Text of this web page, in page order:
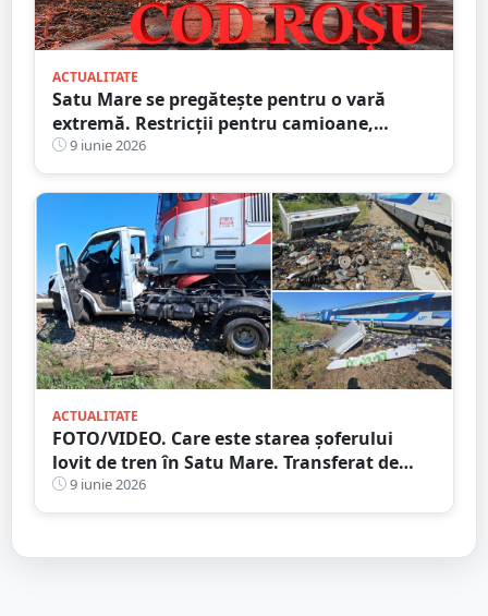
ACTUALITATE
Satu Mare se pregătește pentru o vară
extremă. Restricții pentru camioane,
puncte de prim ajutor și plan special pentru
localitățile fără apă
9 iunie 2026
ACTUALITATE
FOTO/VIDEO. Care este starea șoferului
lovit de tren în Satu Mare. Transferat de
urgență la Baia Mare
9 iunie 2026